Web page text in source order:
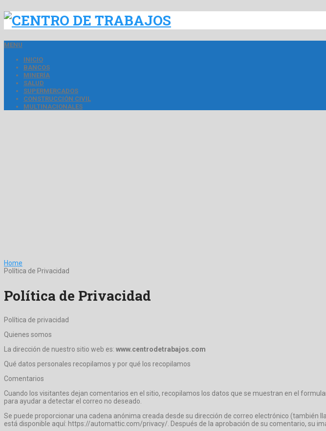
MENU
INICIO
BANCOS
MINERÍA
SALUD
SUPERMERCADOS
CONSTRUCCIÓN CIVIL
MULTINACIONALES
Home
Política de Privacidad
Política de Privacidad
Política de privacidad
Quienes somos
La dirección de nuestro sitio web es: www.centrodetrabajos.com
Qué datos personales recopilamos y por qué los recopilamos
Comentarios
Cuando los visitantes dejan comentarios en el sitio, recopilamos los datos que se muestran en el
para ayudar a detectar el correo no deseado.
Se puede proporcionar una cadena anónima creada desde su dirección de correo electrónico (también
está disponible aquí: https://automattic.com/privacy/. Después de la aprobación de su comentario, su